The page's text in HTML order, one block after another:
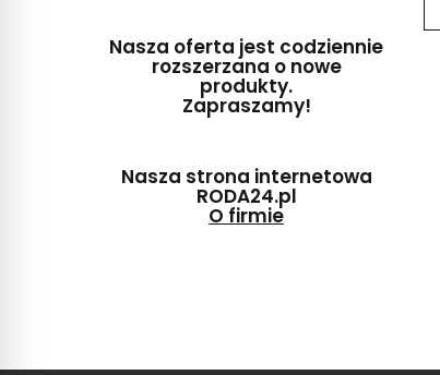
Nasza oferta jest codziennie
rozszerzana o nowe
produkty.
Zapraszamy!
Nasza strona internetowa
RODA24.pl
O firmie